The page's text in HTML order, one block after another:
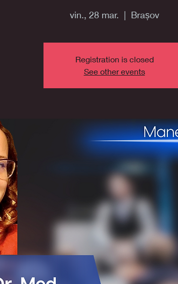
vin., 28 mar.
  |
Brașov
Registration is closed
See other events